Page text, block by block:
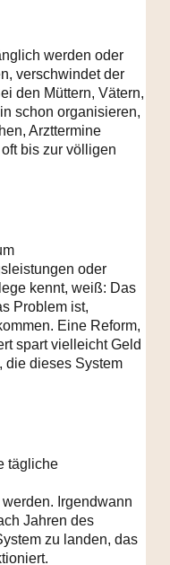
werden oder
verschwindet der
den Müttern, Vätern,
schon organisieren,
Arzttermine
bis zur völligen
oder
kennt, weiß: Das
Problem ist,
Eine Reform,
spart vielleicht Geld
die dieses System
tägliche
Irgendwann
Jahren des
zu landen, das